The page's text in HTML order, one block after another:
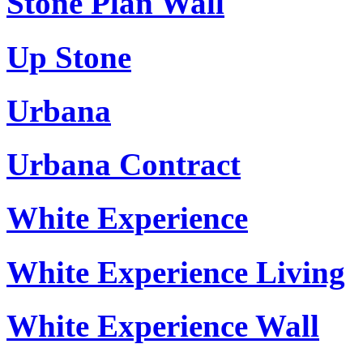
Up Stone
Urbana
Urbana Contract
White Experience
White Experience Living
White Experience Wall